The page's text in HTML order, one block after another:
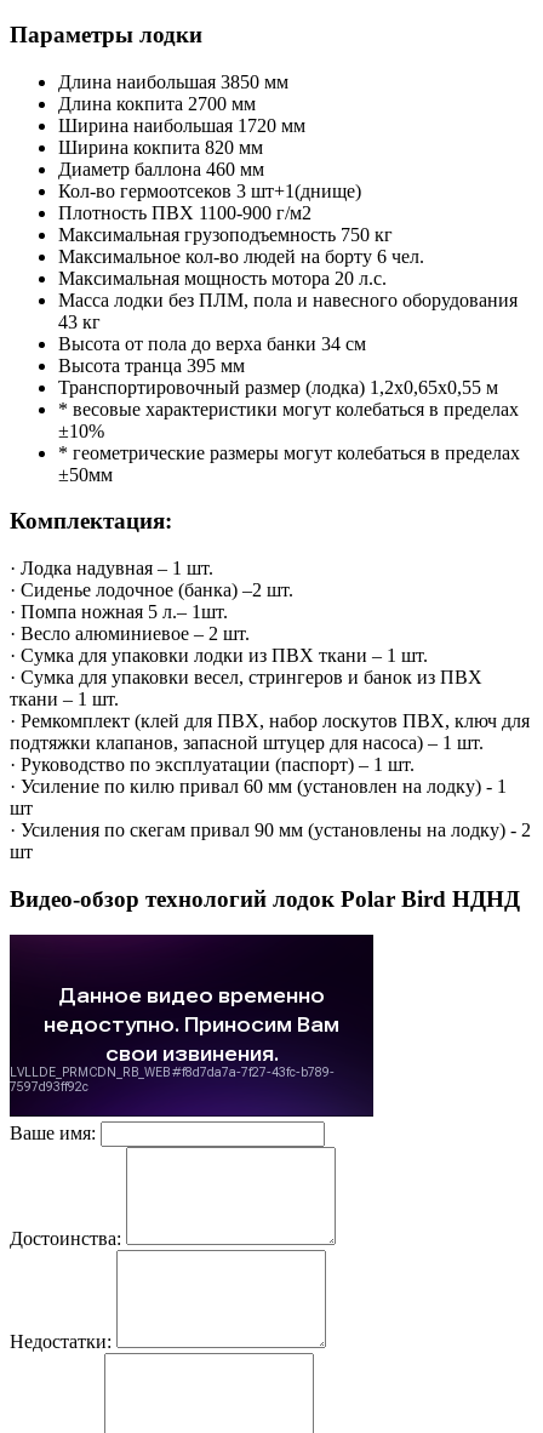
Параметры лодки
Длина наибольшая 3850 мм
Длина кокпита 2700 мм
Ширина наибольшая 1720 мм
Ширина кокпита 820 мм
Диаметр баллона 460 мм
Кол-во гермоотсеков 3 шт+1(днище)
Плотность ПВХ 1100-900 г/м2
Максимальная грузоподъемность 750 кг
Максимальное кол-во людей на борту 6 чел.
Максимальная мощность мотора 20 л.с.
Масса лодки без ПЛМ, пола и навесного оборудования
43 кг
Высота от пола до верха банки 34 см
Высота транца 395 мм
Транспортировочный размер (лодка) 1,2х0,65х0,55 м
* весовые характеристики могут колебаться в пределах
±10%
* геометрические размеры могут колебаться в пределах
±50мм
Комплектация:
· Лодка надувная – 1 шт.
· Сиденье лодочное (банка) –2 шт.
· Помпа ножная 5 л.– 1шт.
· Весло алюминиевое – 2 шт.
· Сумка для упаковки лодки из ПВХ ткани – 1 шт.
· Cумка для упаковки весел, стрингеров и банок из ПВХ
ткани – 1 шт.
· Ремкомплект (клей для ПВХ, набор лоскутов ПВХ, ключ для
подтяжки клапанов, запасной штуцер для насоса) – 1 шт.
· Руководство по эксплуатации (паспорт) – 1 шт.
· Усиление по килю привал 60 мм (установлен на лодку) - 1
шт
· Усиления по скегам привал 90 мм (установлены на лодку) - 2
шт
Видео-обзор технологий лодок Polar Bird НДНД
Ваше имя:
Достоинства:
Недостатки: